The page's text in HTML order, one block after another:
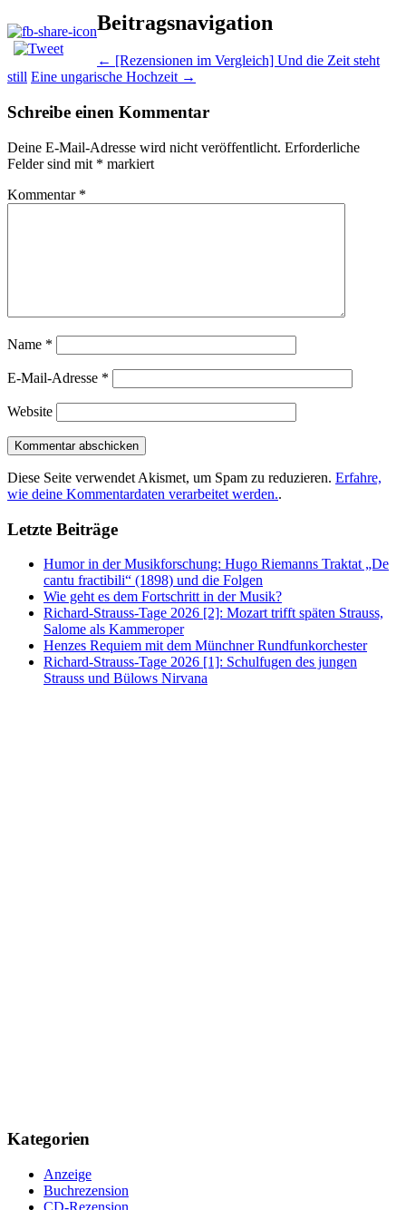
Beitragsnavigation
← [Rezensionen im Vergleich] Und die Zeit steht
still Eine ungarische Hochzeit →
Schreibe einen Kommentar
Deine E-Mail-Adresse wird nicht veröffentlicht. Erforderliche
Felder sind mit * markiert
Kommentar *
Name *
E-Mail-Adresse *
Website
Diese Seite verwendet Akismet, um Spam zu reduzieren. Erfahre,
wie deine Kommentardaten verarbeitet werden..
Letzte Beiträge
Humor in der Musikforschung: Hugo Riemanns Traktat „De
cantu fractibili“ (1898) und die Folgen
Wie geht es dem Fortschritt in der Musik?
Richard-Strauss-Tage 2026 [2]: Mozart trifft späten Strauss,
Salome als Kammeroper
Henzes Requiem mit dem Münchner Rundfunkorchester
Richard-Strauss-Tage 2026 [1]: Schulfugen des jungen
Strauss und Bülows Nirvana
Kategorien
Anzeige
Buchrezension
CD-Rezension